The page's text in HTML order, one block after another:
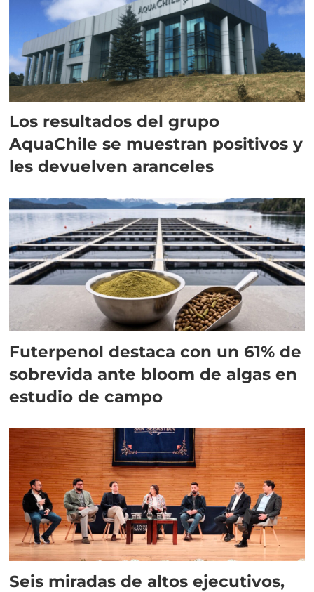
Los resultados del grupo
AquaChile se muestran positivos y
les devuelven aranceles
Futerpenol destaca con un 61% de
sobrevida ante bloom de algas en
estudio de campo
Seis miradas de altos ejecutivos,